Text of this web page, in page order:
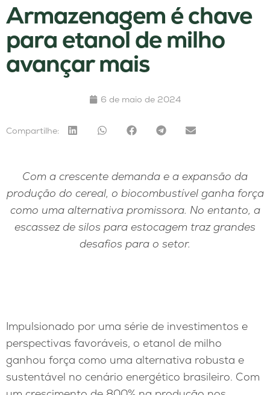
Armazenagem é chave
para etanol de milho
avançar mais
6 de maio de 2024
Compartilhe:
Com a crescente demanda e a expansão da
produção do cereal, o biocombustível ganha força
como uma alternativa promissora. No entanto, a
escassez de silos para estocagem traz grandes
desafios para o setor.
Impulsionado por uma série de investimentos e
perspectivas favoráveis, o etanol de milho
ganhou força como uma alternativa robusta e
sustentável no cenário energético brasileiro. Com